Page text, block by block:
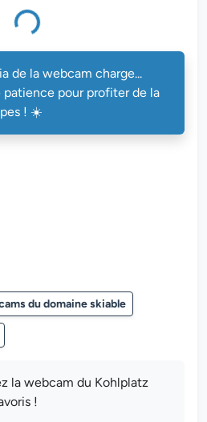
de la webcam charge...
patience pour profiter de la
! ☀️
du domaine skiable
la webcam du Kohlplatz
!